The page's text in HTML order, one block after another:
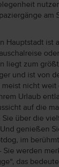
am
Hauptstadt ist
liegt zum
und ist von
meist nicht weit
Urlaub
auf die
Sie über die
genießen
im
werden
das